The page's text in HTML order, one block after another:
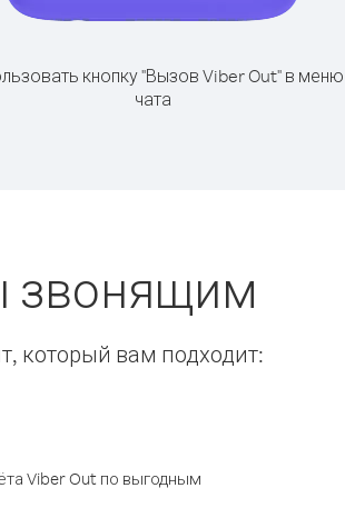
кнопку "Вызов Viber Out" в меню
чата
звонящим
который вам подходит:
Viber Out по выгодным